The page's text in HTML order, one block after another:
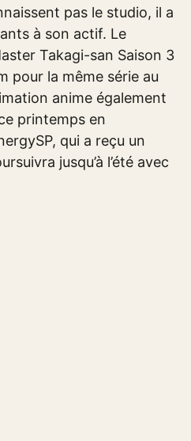
pas le studio, il a
à son actif. Le
Takagi-san Saison 3
pour la même série au
anime également
printemps en
qui a reçu un
jusqu’à l’été avec